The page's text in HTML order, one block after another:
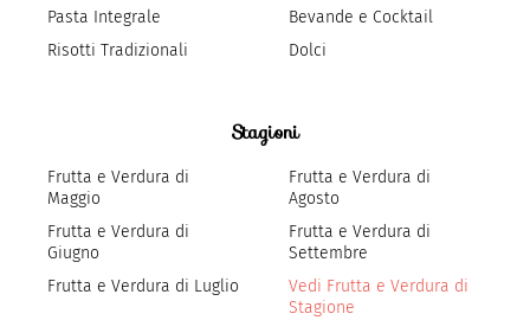
Pasta Integrale
Risotti Tradizionali
Bevande e Cocktail
Dolci
Stagioni
Frutta e Verdura di
Maggio
Frutta e Verdura di
Giugno
Frutta e Verdura di Luglio
Frutta e Verdura di
Agosto
Frutta e Verdura di
Settembre
Vedi Frutta e Verdura di
Stagione